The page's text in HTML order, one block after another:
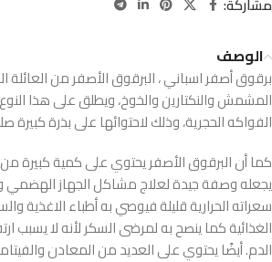
الوصف
برقوق أصفر اسباني ، البرقوق الأصفر من العائلة
المشمش والنكتارين والخوخ، ويطلق على هذا
الفواكه الحجرية، وذلك لاحتوائها على بذرة
كما أن البرقوق الأصفر يحتوي على كمية كبيرة من
يجعله وصفة جيدة لعلاج مشاكل الجهاز
سعراته الحرارية قليلة فيوصي به أطباء الاغذية
الغذائية كما ينصح به لمرضى السكر لأنه لا
الدم. أيضًا يحتوي على العديد من المعادن